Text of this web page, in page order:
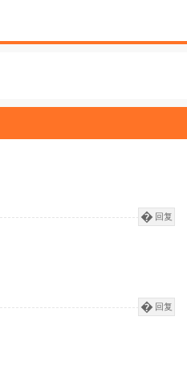
回复
回复